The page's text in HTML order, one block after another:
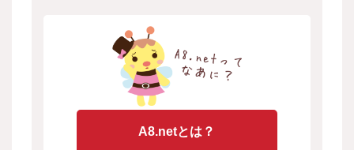
A8.netとは？